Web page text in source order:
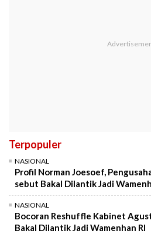
Terpopuler
NASIONAL
Profil Norman Joesoef,
sebut Bakal Dilantik Jadi
NASIONAL
Bocoran Reshuffle Kabinet
Bakal Dilantik Jadi Wamenhan RI